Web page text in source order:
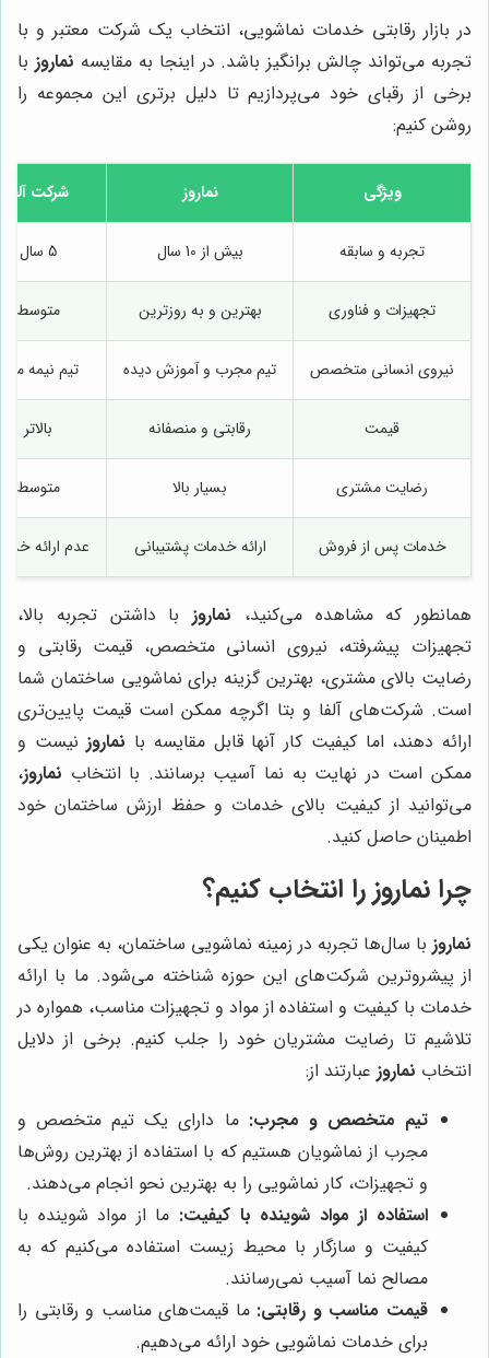
در بازار رقابتی خدمات نماشویی، انتخاب یک شرکت معتبر و با
تجربه می‌تواند چالش برانگیز باشد. در اینجا به مقایسه نماروز با
برخی از رقبای خود می‌پردازیم تا دلیل برتری این مجموعه را
روشن کنیم:
ویژگی نماروز شرکت آلفا
تجربه و سابقه بیش از 10 سال 5 سال
تجهیزات و فناوری بهترین و به روزترین متوسط
نیروی انسانی متخصص تیم مجرب و آموزش دیده تیم نیمه
قیمت رقابتی و منصفانه بالاتر
رضایت مشتری بسیار بالا متوسط
خدمات پس از فروش ارائه خدمات پشتیبانی عدم ارائه
همانطور که مشاهده می‌کنید، نماروز با داشتن تجربه بالا،
تجهیزات پیشرفته، نیروی انسانی متخصص، قیمت رقابتی و
رضایت بالای مشتری، بهترین گزینه برای نماشویی ساختمان شما
است. شرکت‌های آلفا و بتا اگرچه ممکن است قیمت پایین‌تری
ارائه دهند، اما کیفیت کار آنها قابل مقایسه با نماروز نیست و
ممکن است در نهایت به نما آسیب برسانند. با انتخاب نماروز،
می‌توانید از کیفیت بالای خدمات و حفظ ارزش ساختمان خود
اطمینان حاصل کنید.
چرا نماروزرا انتخاب کنیم؟
نماروز با سال‌ها تجربه در زمینه نماشویی ساختمان، به عنوان یکی
از پیشروترین شرکت‌های این حوزه شناخته می‌شود. ما با ارائه
خدمات با کیفیت و استفاده از مواد و تجهیزات مناسب، همواره در
تلاشیم تا رضایت مشتریان خود را جلب کنیم. برخی از دلایل
انتخاب نماروز عبارتند از:
تیم متخصص و مجرب: ما دارای یک تیم متخصص و
مجرب از نماشویان هستیم که با استفاده از بهترین روش‌ها
و تجهیزات، کار نماشویی را به بهترین نحو انجام می‌دهند.
استفاده از مواد شوینده با کیفیت: ما از مواد شوینده با
کیفیت و سازگار با محیط زیست استفاده می‌کنیم که به
مصالح نما آسیب نمی‌رسانند.
قیمت مناسب و رقابتی: ما قیمت‌های مناسب و رقابتی را
برای خدمات نماشویی خود ارائه می‌دهیم.